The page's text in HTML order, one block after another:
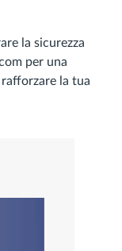
la sicurezza
per una
la tua